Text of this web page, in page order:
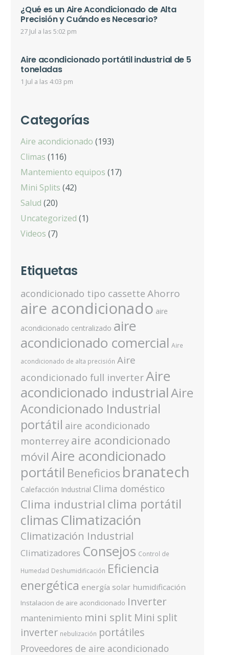
¿Qué es un Aire Acondicionado de Alta
Precisión y Cuándo es Necesario?
27 Jul a las 5:02 pm
Aire acondicionado portátil industrial de 5
toneladas
1 Jul a las 4:03 pm
Categorías
Aire acondicionado (193)
Climas (116)
Mantemiento equipos (17)
Mini Splits (42)
Salud (20)
Uncategorized (1)
Videos (7)
Etiquetas
acondicionado tipo cassette Ahorro
aire acondicionado aire
acondicionado centralizado aire
acondicionado comercial Aire
acondicionado de alta precisión Aire
acondicionado full inverterAire
acondicionado industrialAire
Acondicionado Industrial
portátil aire acondicionado
monterrey aire acondicionado
móvil Aire acondicionado
portátil Beneficios branatech
Calefacción Industrial Clima doméstico
Clima industrial clima portátil
climas Climatización
Climatización Industrial
Climatizadores Consejos Control de
Humedad Deshumidificación Eficiencia
energética energía solar humidificación
Instalacion de aire acondicionado Inverter
mantenimiento mini split Mini split
inverter nebulización portátiles
Proveedores de aire acondicionado